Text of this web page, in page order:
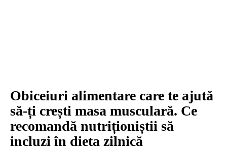
Obiceiuri alimentare care te ajută
să-ți crești masa musculară. Ce
recomandă nutriționiștii să
incluzi în dieta zilnică